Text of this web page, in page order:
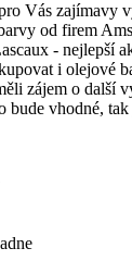
Vás zajímavy
od firem
- nejlepší
i olejové
zájem o další
bude vhodné,